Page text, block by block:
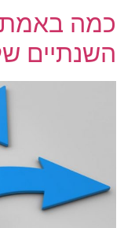
כמה באמת
השנתיים